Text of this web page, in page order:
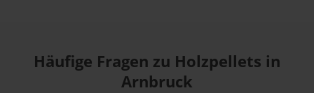
Häufige Fragen zu Holzpellets in
Arnbruck